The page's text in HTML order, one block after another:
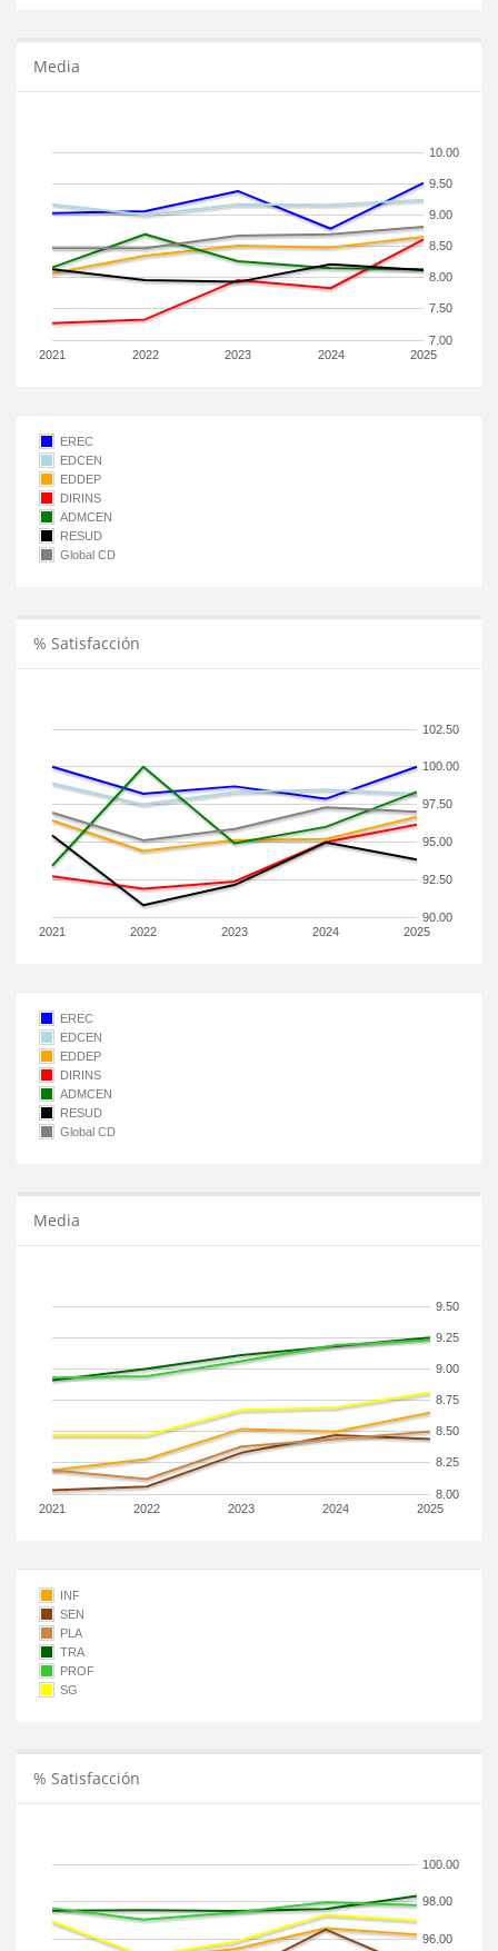
Media
2021 2022 2023 2024 2025
7.00
7.50
8.00
8.50
9.00
9.50
10.00
EREC
EDCEN
EDDEP
DIRINS
ADMCEN
RESUD
Global CD
% Satisfacción
2021 2022 2023 2024 2025
90.00
92.50
95.00
97.50
100.00
102.50
EREC
EDCEN
EDDEP
DIRINS
ADMCEN
RESUD
Global CD
Media
2021 2022 2023 2024 2025
8.00
8.25
8.50
8.75
9.00
9.25
9.50
INF
SEN
PLA
TRA
PROF
SG
% Satisfacción
96.00
98.00
100.00